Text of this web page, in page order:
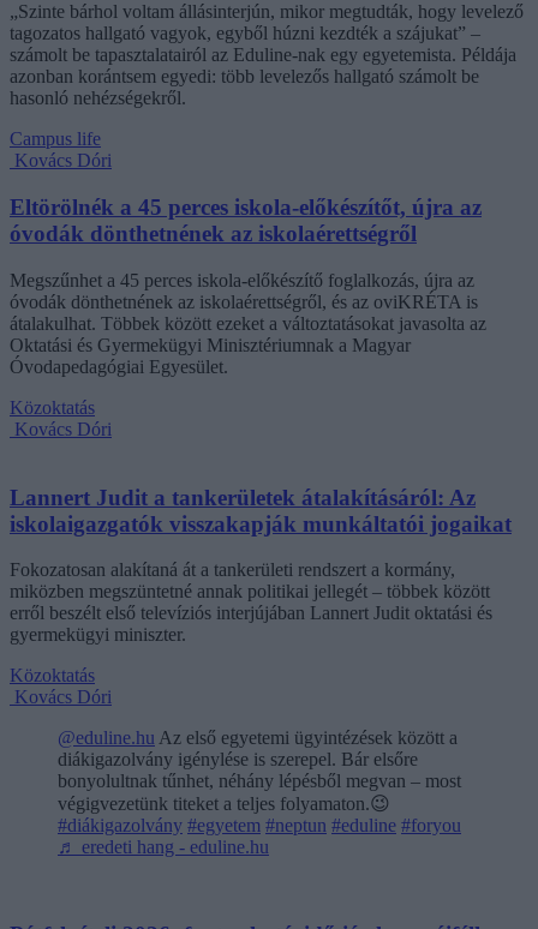
„Szinte bárhol voltam állásinterjún, mikor megtudták, hogy levelező
tagozatos hallgató vagyok, egyből húzni kezdték a szájukat” –
számolt be tapasztalatairól az Eduline-nak egy egyetemista. Példája
azonban korántsem egyedi: több levelezős hallgató számolt be
hasonló nehézségekről.
Campus life
Kovács Dóri
Eltörölnék a 45 perces iskola-előkészítőt, újra az
óvodák dönthetnének az iskolaérettségről
Megszűnhet a 45 perces iskola-előkészítő foglalkozás, újra az
óvodák dönthetnének az iskolaérettségről, és az oviKRÉTA is
átalakulhat. Többek között ezeket a változtatásokat javasolta az
Oktatási és Gyermekügyi Minisztériumnak a Magyar
Óvodapedagógiai Egyesület.
Közoktatás
Kovács Dóri
Lannert Judit a tankerületek átalakításáról: Az
iskolaigazgatók visszakapják munkáltatói jogaikat
Fokozatosan alakítaná át a tankerületi rendszert a kormány,
miközben megszüntetné annak politikai jellegét – többek között
erről beszélt első televíziós interjújában Lannert Judit oktatási és
gyermekügyi miniszter.
Közoktatás
Kovács Dóri
@eduline.hu Az első egyetemi ügyintézések között a
diákigazolvány igénylése is szerepel. Bár elsőre
bonyolultnak tűnhet, néhány lépésből megvan – most
végigvezetünk titeket a teljes folyamaton.😉
#diákigazolvány #egyetem #neptun #eduline #foryou
♬ eredeti hang - eduline.hu